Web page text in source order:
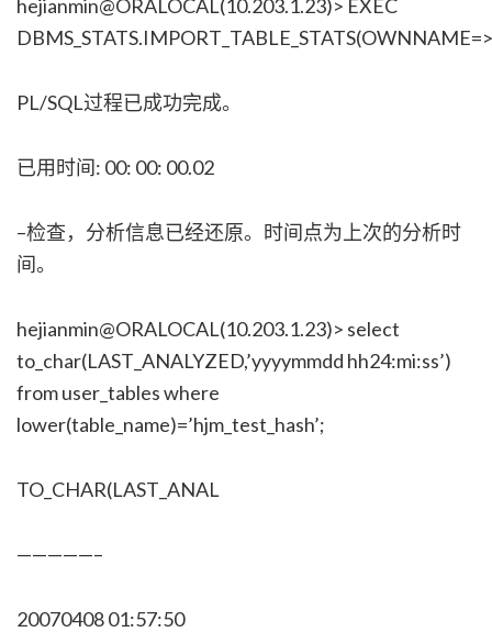
hejianmin@ORALOCAL(10.203.1.23)> EXEC
PL/SQL过程已成功完成。
已用时间: 00: 00: 00.02
–检查，分析信息已经还原。时间点为上次的分析时
间。
hejianmin@ORALOCAL(10.203.1.23)> select
to_char(LAST_ANALYZED,’yyyymmdd hh24:mi:ss’)
from user_tables where
lower(table_name)=’hjm_test_hash’;
TO_CHAR(LAST_ANAL
—————–
20070408 01:57:50